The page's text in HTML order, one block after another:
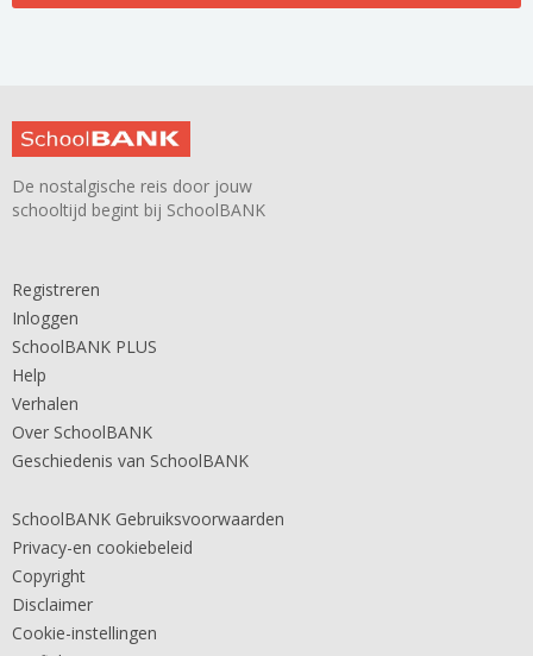
De nostalgische reis door jouw
schooltijd begint bij SchoolBANK
Registreren
Inloggen
SchoolBANK PLUS
Help
Verhalen
Over SchoolBANK
Geschiedenis van SchoolBANK
SchoolBANK Gebruiksvoorwaarden
Privacy-en cookiebeleid
Copyright
Disclaimer
Cookie-instellingen